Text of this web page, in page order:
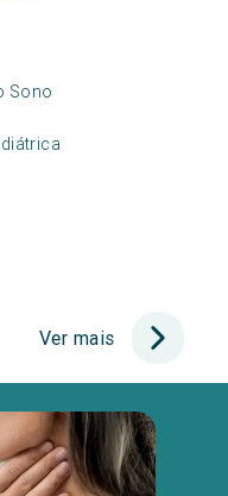
Sono
Ver mais